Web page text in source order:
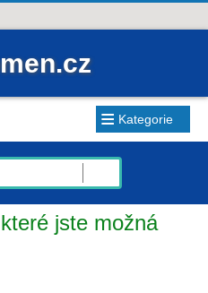
≡ Kategorie
jste možná